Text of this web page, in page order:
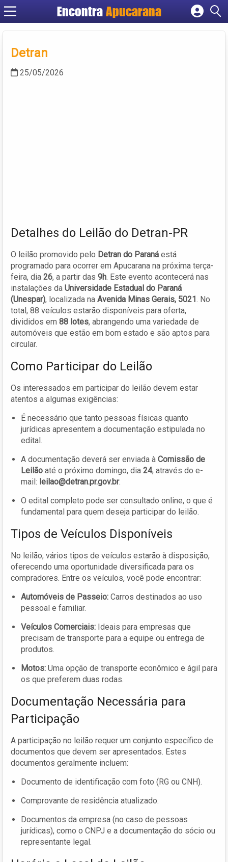
Encontra Apucarana
Cadastrar empresa
Detran
25/05/2026
Detalhes do Leilão do Detran-PR
O leilão promovido pelo Detran do Paraná está
programado para ocorrer em Apucarana na próxima terça-
feira, dia 26, a partir das 9h. Este evento acontecerá nas
instalações da Universidade Estadual do Paraná
(Unespar), localizada na Avenida Minas Gerais, 5021. No
total, 88 veículos estarão disponíveis para oferta,
divididos em 88 lotes, abrangendo uma variedade de
automóveis que estão em bom estado e são aptos para
circular.
Como Participar do Leilão
Os interessados em participar do leilão devem estar
atentos a algumas exigências:
É necessário que tanto pessoas físicas quanto
jurídicas apresentem a documentação estipulada no
edital.
A documentação deverá ser enviada à Comissão de
Leilão até o próximo domingo, dia 24, através do e-
mail: leilao@detran.pr.gov.br.
O edital completo pode ser consultado online, o que é
fundamental para quem deseja participar do leilão.
Tipos de Veículos Disponíveis
No leilão, vários tipos de veículos estarão à disposição,
oferecendo uma oportunidade diversificada para os
compradores. Entre os veículos, você pode encontrar:
Automóveis de Passeio: Carros destinados ao uso
pessoal e familiar.
Veículos Comerciais: Ideais para empresas que
precisam de transporte para a equipe ou entrega de
produtos.
Motos: Uma opção de transporte econômico e ágil para
os que preferem duas rodas.
Documentação Necessária para
Participação
A participação no leilão requer um conjunto específico de
documentos que devem ser apresentados. Estes
documentos geralmente incluem:
Documento de identificação com foto (RG ou CNH).
Comprovante de residência atualizado.
Documentos da empresa (no caso de pessoas
jurídicas), como o CNPJ e a documentação do sócio ou
representante legal.